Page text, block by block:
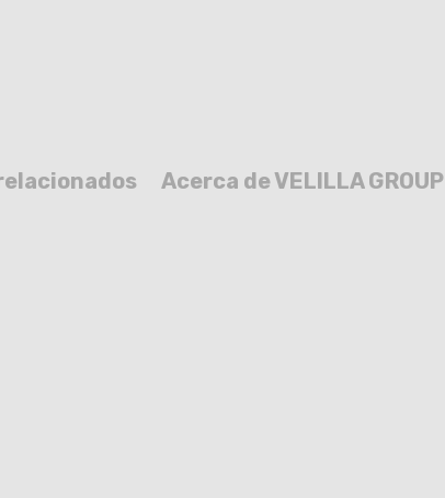
Acerca de VELILLA GROUP